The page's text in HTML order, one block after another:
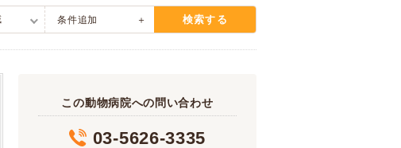
条件追加 検索する
この動物病院への問い合わせ
03-5626-3335